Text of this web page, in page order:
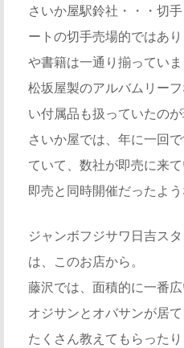
さいか屋駅鈴社・・・切
ートの切手売場的ではあ
や書籍は一通り揃ってい
松坂屋製のアルバムリー
い付属品も扱っていたのが
さいか屋では、年に一回
ていて、数社が即売に来
即売と同時開催だったよう
ジャンボフジサワ日吉ス
は、このお店から。
藤沢では、面積的に一番広
オジサンとオバサンが居
たくさん教えてもらった